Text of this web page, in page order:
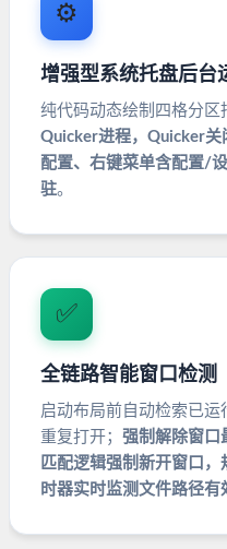
⚙️
增强型系统托盘后台
纯代码动态绘制四格分区
Quicker进程，Quicker关
配置、右键菜单含配置/
驻。
✅
全链路智能窗口检测
启动布局前自动检索已
重复打开； 强制解除窗口
匹配逻辑强制新开窗口
时器实时监测文件路径有